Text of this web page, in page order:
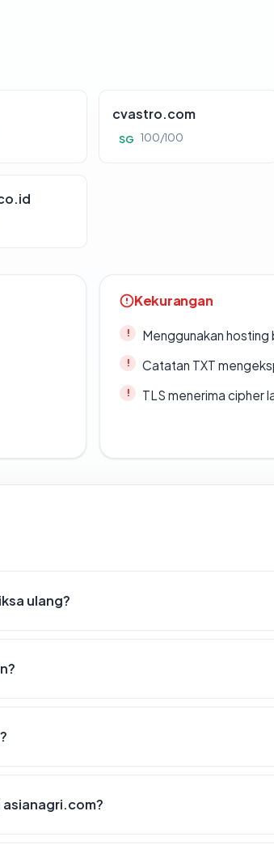
cvastro.com
SG 100/100
Kekurangan
Menggunakan
Catatan TXT
TLS menerima cipher
ulang?
asianagri.com?